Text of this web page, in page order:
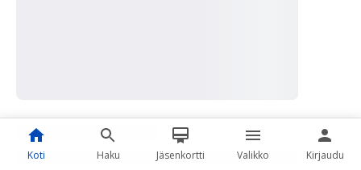
Koti Haku Jäsenkortti Valikko Kirjaudu